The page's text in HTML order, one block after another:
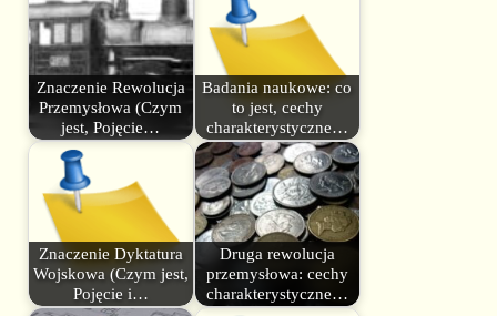
Znaczenie Rewolucja
Przemysłowa (Czym
jest, Pojęcie…
Badania naukowe: co
to jest, cechy
charakterystyczne…
Znaczenie Dyktatura
Wojskowa (Czym jest,
Pojęcie i…
Druga rewolucja
przemysłowa: cechy
charakterystyczne…